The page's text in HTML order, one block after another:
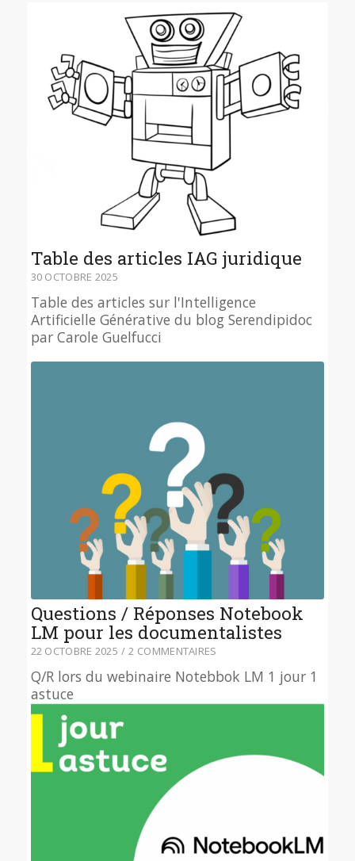
Table des articles IAG juridique
30 OCTOBRE 2025
Table des articles sur l'Intelligence
Artificielle Générative du blog Serendipidoc
par Carole Guelfucci
Questions / Réponses Notebook
LM pour les documentalistes
22 OCTOBRE 2025 / 2 COMMENTAIRES
Q/R lors du webinaire Notebbok LM 1 jour 1
astuce